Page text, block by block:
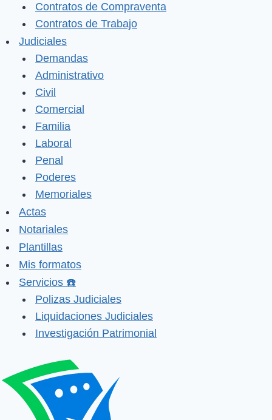
Contratos de Compraventa
Contratos de Trabajo
Judiciales
Demandas
Administrativo
Civil
Comercial
Familia
Laboral
Penal
Poderes
Memoriales
Actas
Notariales
Plantillas
Mis formatos
Servicios ☎️
Polizas Judiciales
Liquidaciones Judiciales
Investigación Patrimonial